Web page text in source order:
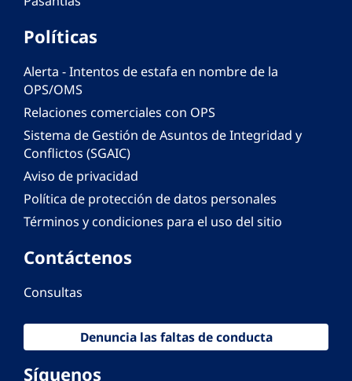
Políticas
Alerta - Intentos de estafa en nombre de la
OPS/OMS
Relaciones comerciales con OPS
Sistema de Gestión de Asuntos de Integridad y
Conflictos (SGAIC)
Aviso de privacidad
Política de protección de datos personales
Términos y condiciones para el uso del sitio
Contáctenos
Consultas
Denuncia las faltas de conducta
Síguenos